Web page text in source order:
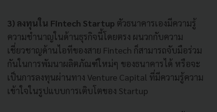
3) ลงทุนใน Fintech Startup ตัวธนาคารเองมีความรู้
ความชำนาญในด้านธุรกิจนี้โดยตรง ผนวกกับความ
เชี่ยวชาญด้านไอทีของสาย Fintech ก็สามารถจับมือร่วม
กันในการพัมนาผลิตภัณฑ์ใหม่ๆ ของธนาคารได้ หรือจะ
เป็นการลงทุนผ่านทาง Venture Capital ที่มีความรู้ความ
เข้าใจในรูปแบบการเติบโตของ Startup